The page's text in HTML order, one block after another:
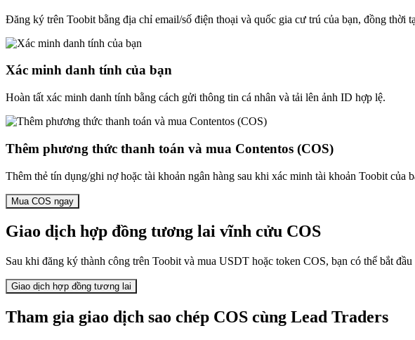
Đăng ký trên Toobit bằng địa chỉ email/số điện thoại và quốc gia cư trú của bạn, đồng thời
Xác minh danh tính của bạn
Hoàn tất xác minh danh tính bằng cách gửi thông tin cá nhân và tải lên ảnh ID hợp lệ.
Thêm phương thức thanh toán và mua Contentos (COS)
Thêm thẻ tín dụng/ghi nợ hoặc tài khoản ngân hàng sau khi xác minh tài khoản Toobit của
Mua COS ngay
Giao dịch hợp đồng tương lai vĩnh cửu COS
Sau khi đăng ký thành công trên Toobit và mua USDT hoặc token COS, bạn có thể bắt
Giao dịch hợp đồng tương lai
Tham gia giao dịch sao chép COS cùng Lead Traders